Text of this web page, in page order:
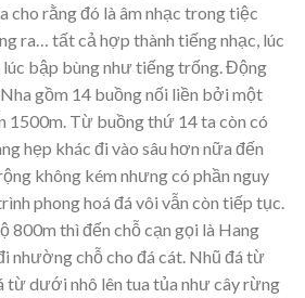
cho rằng đó là âm nhạc trong tiệc
ra… tất cả hợp thành tiếng nhạc, lúc
lúc bập bùng như tiếng trống. Động
gồm 14 buồng nối liền bởi một
1500m. Từ buồng thứ 14 ta còn có
hẹp khác đi vào sâu hơn nữa đến
không kém nhưng có phần nguy
phong hoá đá vôi vẫn còn tiếp tục.
800m thì đến chỗ cạn gọi là Hang
nhường chỗ cho đá cát. Nhũ đá từ
từ dưới nhô lên tua tủa như cây rừng